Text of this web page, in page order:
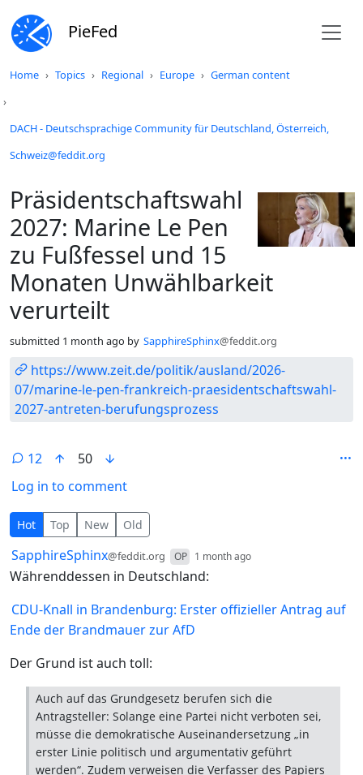
PieFed
Home Topics Regional Europe German content
DACH - Deutschsprachige Community für Deutschland, Österreich,
Schweiz@feddit.org
Präsidentschaftswahl
2027: Marine Le Pen
zu Fußfessel und 15
Monaten Unwählbarkeit
verurteilt
submitted 1 month ago by SapphireSphinx@feddit.org
https://www.zeit.de/politik/ausland/2026-
07/marine-le-pen-frankreich-praesidentschaftswahl-
2027-antreten-berufungsprozess
12
50
Log in to comment
12 Comments
Hot Top New Old
by
SapphireSphinx@feddit.org OP 1 month ago
Währenddessen in Deutschland:
CDU-Knall in Brandenburg: Erster offizieller Antrag auf
Ende der Brandmauer zur AfD
Der Grund ist auch toll:
Auch auf das Grundgesetz berufen sich die
Antragsteller: Solange eine Partei nicht verboten sei,
müsse die demokratische Auseinandersetzung „in
erster Linie politisch und argumentativ geführt
werden“. Zudem verweisen die Verfasser des Papiers
Do not click this